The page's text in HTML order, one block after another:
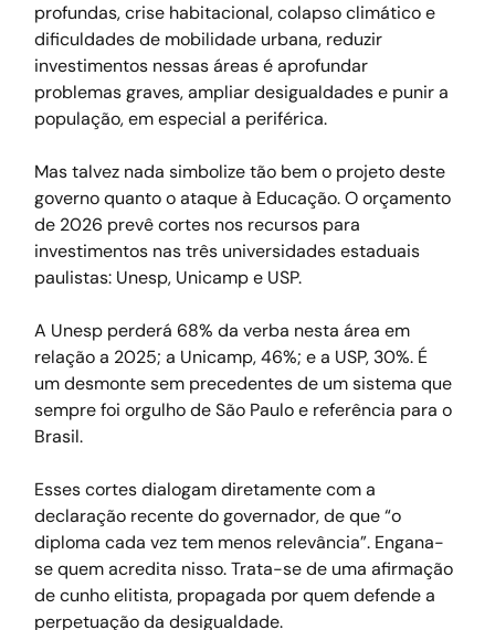
profundas, crise habitacional, colapso climático e
dificuldades de mobilidade urbana, reduzir
investimentos nessas áreas é aprofundar
problemas graves, ampliar desigualdades e punir a
população, em especial a periférica.
Mas talvez nada simbolize tão bem o projeto deste
governo quanto o ataque à Educação. O orçamento
de 2026 prevê cortes nos recursos para
investimentos nas três universidades estaduais
paulistas: Unesp, Unicamp e USP.
A Unesp perderá 68% da verba nesta área em
relação a 2025; a Unicamp, 46%; e a USP, 30%. É
um desmonte sem precedentes de um sistema que
sempre foi orgulho de São Paulo e referência para o
Brasil.
Esses cortes dialogam diretamente com a
declaração recente do governador, de que “o
diploma cada vez tem menos relevância”. Engana-
se quem acredita nisso. Trata-se de uma afirmação
de cunho elitista, propagada por quem defende a
perpetuação da desigualdade.